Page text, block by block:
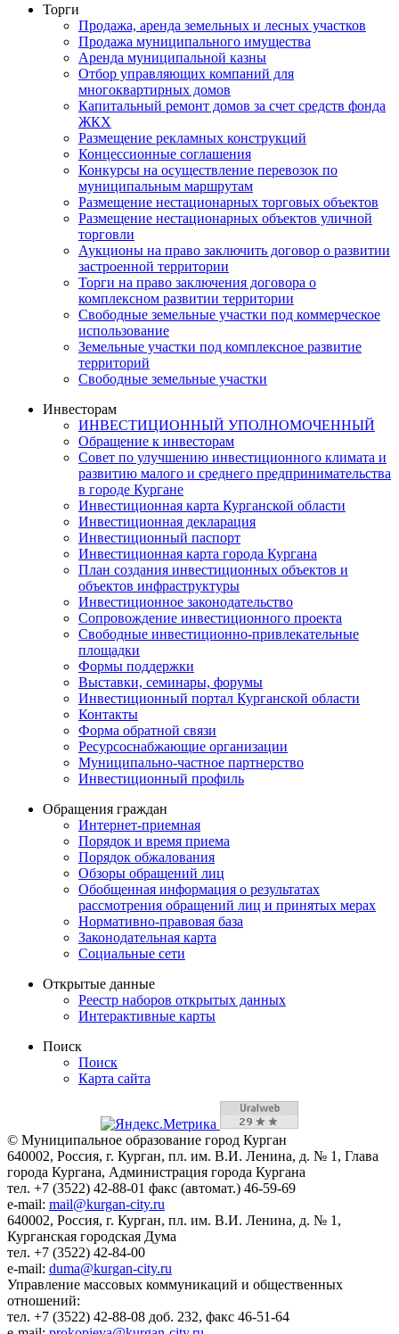
Торги
Продажа, аренда земельных и лесных участков
Продажа муниципального имущества
Аренда муниципальной казны
Отбор управляющих компаний для
многоквартирных домов
Капитальный ремонт домов за счет средств фонда
ЖКХ
Размещение рекламных конструкций
Концессионные соглашения
Конкурсы на осуществление перевозок по
муниципальным маршрутам
Размещение нестационарных торговых объектов
Размещение нестационарных объектов уличной
торговли
Аукционы на право заключить договор о развитии
застроенной территории
Торги на право заключения договора о
комплексном развитии территории
Свободные земельные участки под коммерческое
использование
Земельные участки под комплексное развитие
территорий
Свободные земельные участки
Инвесторам
ИНВЕСТИЦИОННЫЙ УПОЛНОМОЧЕННЫЙ
Обращение к инвесторам
Совет по улучшению инвестиционного климата и
развитию малого и среднего предпринимательства
в городе Кургане
Инвестиционная карта Курганской области
Инвестиционная декларация
Инвестиционный паспорт
Инвестиционная карта города Кургана
План создания инвестиционных объектов и
объектов инфраструктуры
Инвестиционное законодательство
Сопровождение инвестиционного проекта
Свободные инвестиционно-привлекательные
площадки
Формы поддержки
Выставки, семинары, форумы
Инвестиционный портал Курганской области
Контакты
Форма обратной связи
Ресурсоснабжающие организации
Муниципально-частное партнерство
Инвестиционный профиль
Обращения граждан
Интернет-приемная
Порядок и время приема
Порядок обжалования
Обзоры обращений лиц
Обобщенная информация о результатах
рассмотрения обращений лиц и принятых мерах
Нормативно-правовая база
Законодательная карта
Социальные сети
Открытые данные
Реестр наборов открытых данных
Интерактивные карты
Поиск
Поиск
Карта сайта
© Муниципальное образование город Курган
640002, Россия, г. Курган, пл. им. В.И. Ленина, д. № 1, Глава
города Кургана, Администрация города Кургана
тел. +7 (3522) 42-88-01 факс (автомат.) 46-59-69
e-mail: mail@kurgan-city.ru
640002, Россия, г. Курган, пл. им. В.И. Ленина, д. № 1,
Курганская городская Дума
тел. +7 (3522) 42-84-00
e-mail: duma@kurgan-city.ru
Управление массовых коммуникаций и общественных
отношений:
тел. +7 (3522) 42-88-08 доб. 232, факс 46-51-64